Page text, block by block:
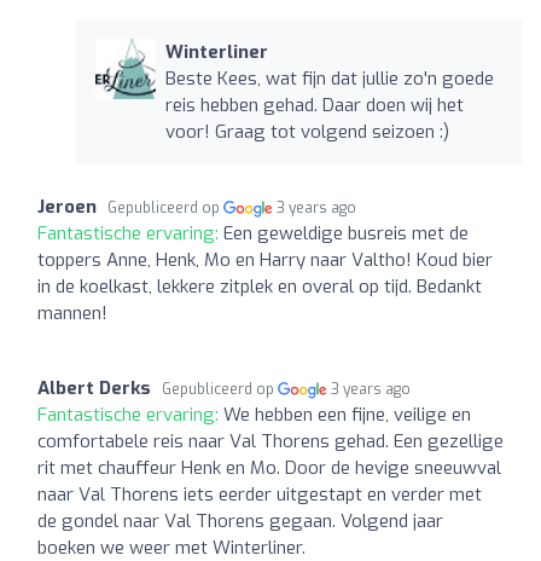
Winterliner
Beste Kees, wat fijn dat jullie zo'n goede
reis hebben gehad. Daar doen wij het
voor! Graag tot volgend seizoen :)
Jeroen Gepubliceerd op 3 years ago
Fantastische ervaring: Een geweldige busreis met de
toppers Anne, Henk, Mo en Harry naar Valtho! Koud bier
in de koelkast, lekkere zitplek en overal op tijd. Bedankt
mannen!
Albert Derks Gepubliceerd op 3 years ago
Fantastische ervaring: We hebben een fijne, veilige en
comfortabele reis naar Val Thorens gehad. Een gezellige
rit met chauffeur Henk en Mo. Door de hevige sneeuwval
naar Val Thorens iets eerder uitgestapt en verder met
de gondel naar Val Thorens gegaan. Volgend jaar
boeken we weer met Winterliner.